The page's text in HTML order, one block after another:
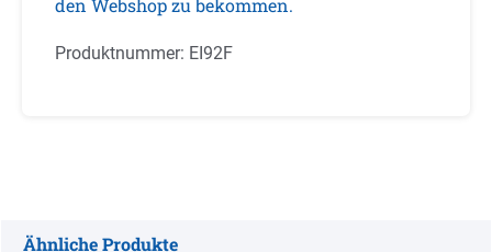
den Webshop zu bekommen.
Produktnummer: EI92F
Ähnliche Produkte